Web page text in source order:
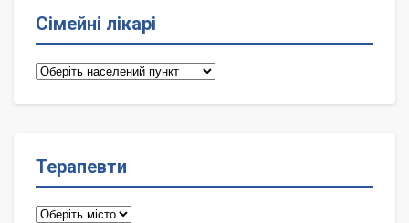
Сімейні лікарі
Сімейні
Терапевти
Терапевти